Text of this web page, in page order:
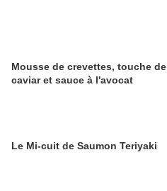
Mousse de crevettes, touche de
caviar et sauce à l'avocat
Le Mi-cuit de Saumon Teriyaki